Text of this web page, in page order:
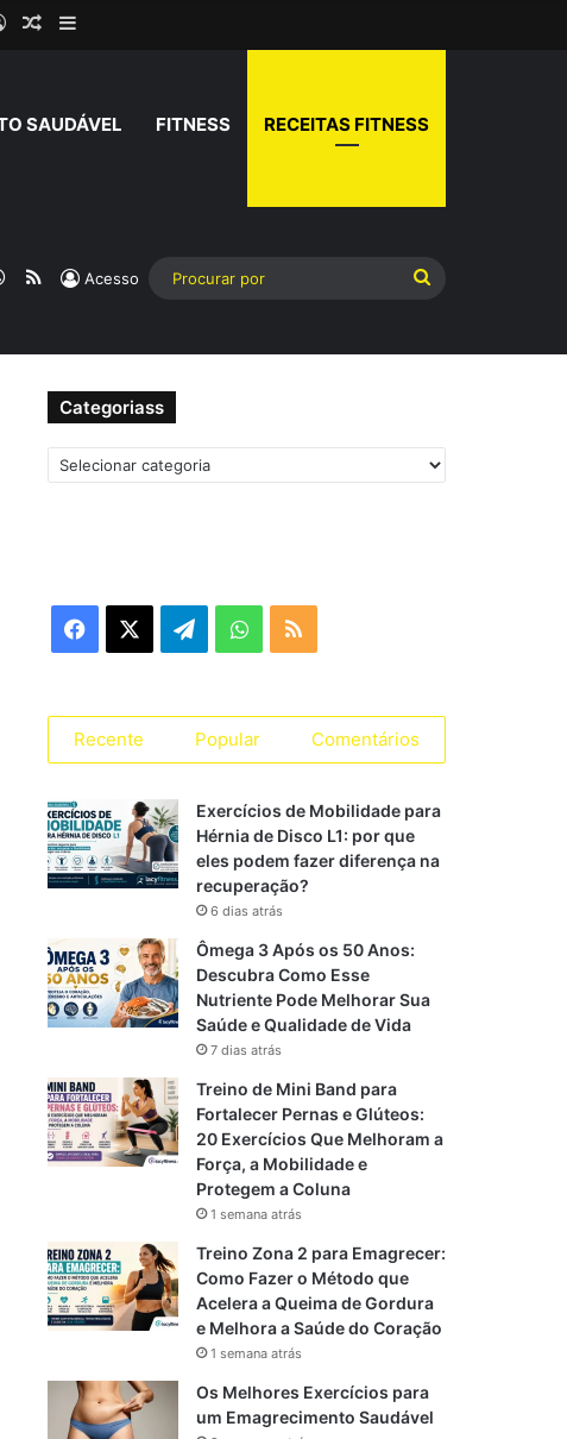
EntrarArtigo aleatório
Barra Lateral
SAUDÁVEL FITNESS RECEITAS FITNESS
WhatsApp
RSS Acesso
Categoriass
Categoriass
Facebook TelegramWhatsApp
RSS
Recente Popular Comentários
Exercícios de Mobilidade para
Hérnia de Disco L1: por que
eles podem fazer diferença na
recuperação?
6 dias atrás
Ômega 3 Após os 50 Anos:
Descubra Como Esse
Nutriente Pode Melhorar Sua
Saúde e Qualidade de Vida
7 dias atrás
Treino de Mini Band para
Fortalecer Pernas e Glúteos:
20 Exercícios Que Melhoram a
Força, a Mobilidade e
Protegem a Coluna
1 semana atrás
Treino Zona 2 para Emagrecer:
Como Fazer o Método que
Acelera a Queima de Gordura
e Melhora a Saúde do Coração
1 semana atrás
Os Melhores Exercícios para
um Emagrecimento Saudável